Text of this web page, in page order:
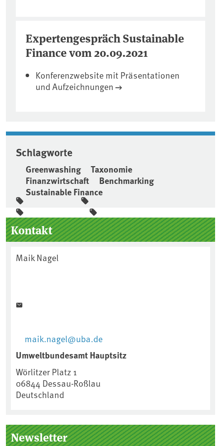
Expertengespräch Sustainable
Finance vom 20.09.2021
Konferenzwebsite mit Präsentationen
und Aufzeichnungen
Schlagworte
Greenwashing
Taxonomie
Finanzwirtschaft
Benchmarking
Sustainable Finance
Seitenleiste
Kontakt
Maik Nagel
maik.nagel@uba.de
Umweltbundesamt Hauptsitz
Wörlitzer Platz 1
06844 Dessau-Roßlau
Deutschland
Newsletter